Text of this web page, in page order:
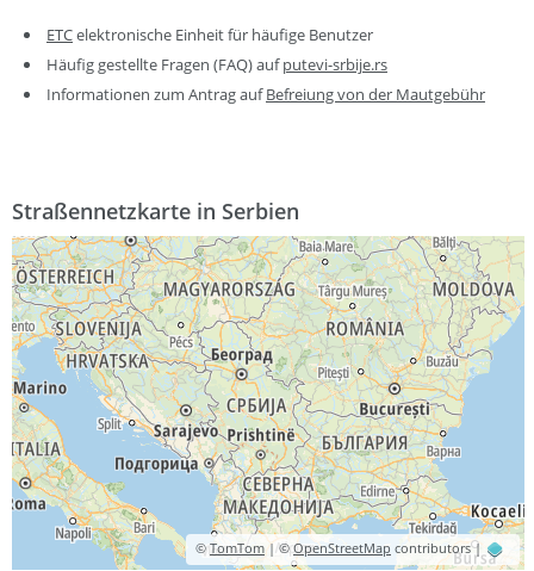
ETCelektronische Einheit für häufige Benutzer
Häufig gestellte Fragen (FAQ) aufputevi-srbije.rs
Informationen zum Antrag aufBefreiung von der Mautgebühr
Straßennetzkarte in Serbien
©TomTom | ©OpenStreetMap contributors |